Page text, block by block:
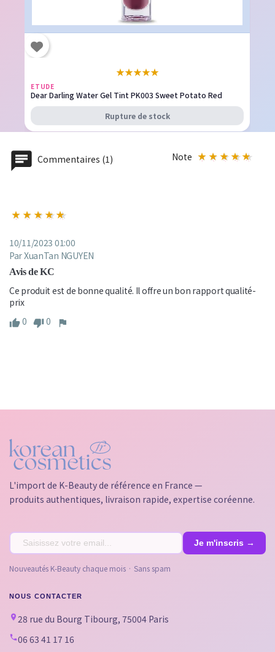
★★★★★
ETUDE
Dear Darling Water Gel Tint PK003 Sweet Potato Red
Rupture de stock
Commentaires (1) Note
10/11/2023 01:00
Par XuanTan NGUYEN
Avis de KC
Ce produit est de bonne qualité. Il offre un bon rapport qualité-
prix
0
0
L'import de K-Beauty de référence en France —
produits authentiques, livraison rapide, expertise coréenne.
Nouveautés K-Beauty chaque mois · Sans spam
NOUS CONTACTER
28 rue du Bourg Tibourg, 75004 Paris
06 63 41 17 16